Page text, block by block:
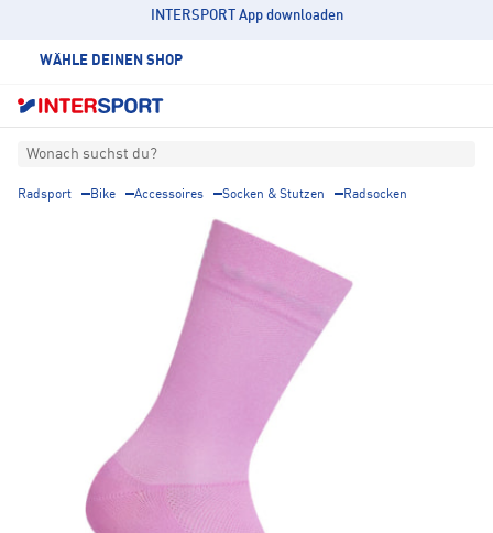
INTERSPORT App downloaden
WÄHLE DEINEN SHOP
Wonach suchst du?
Radsport Bike Accessoires Socken & Stutzen Radsocken